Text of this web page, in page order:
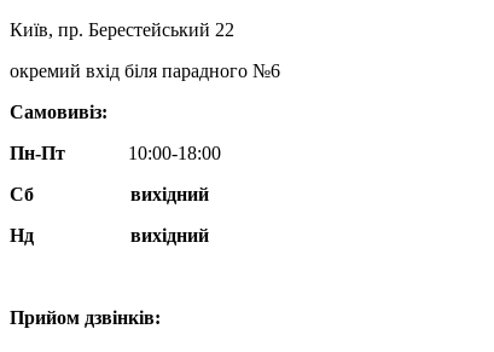
Київ, пр. Берестейський 22
окремий вхід біля парадного №6
Самовивіз:
Пн-Пт
10:00-18:00
Сб
вихідний
Нд
вихідний
Прийом дзвінків: